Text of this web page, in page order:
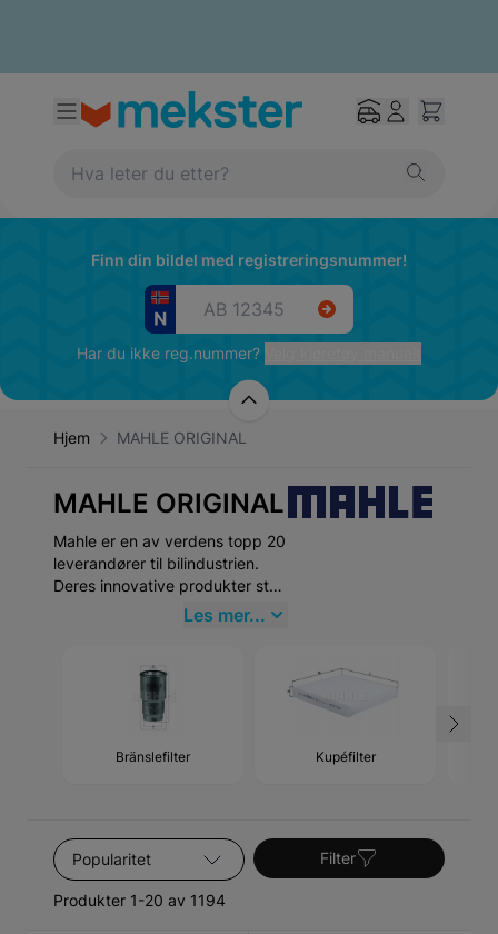
Finn din bildel med registreringsnummer!
Har du ikke reg.nummer?
Hjem MAHLE ORIGINAL
MAHLE ORIGINAL
Mahle er en av verdens topp 20
leverandører til bilindustrien.
Deres innovative produkter står
for ren luft, drivstoffeffektivitet
kan ikke sees i det minste i
deres suksesser innen
motorsport som Formel 1 og Le
Les mer...
Bränslefilter Kupéfilter
Sorter etter
Produkter 1-20 av 1194
Filter